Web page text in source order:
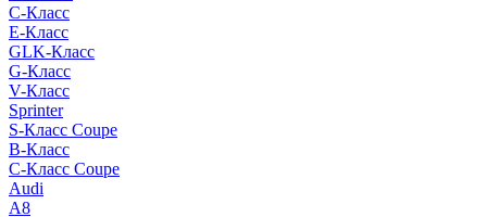
C-Класс
E-Класс
GLK-Класс
G-Класс
V-Класс
Sprinter
S-Класс Сoupe
B-Класс
C-Класс Coupe
Audi
A8